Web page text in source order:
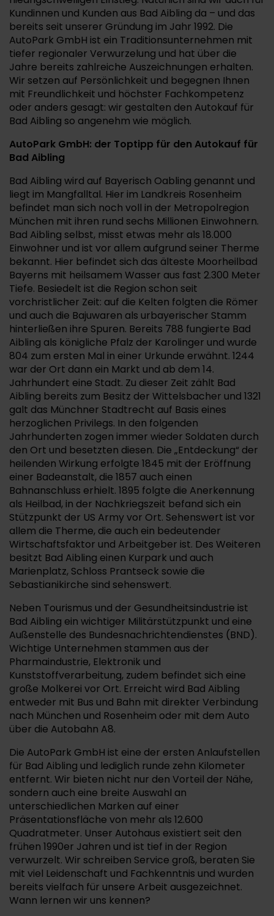
Kundinnen und Kunden aus Bad Aibling da – und das
bereits seit unserer Gründung im Jahr 1992. Die
AutoPark GmbH ist ein Traditionsunternehmen mit
tiefer regionaler Verwurzelung und hat über die
Jahre bereits zahlreiche Auszeichnungen erhalten.
Wir setzen auf Persönlichkeit und begegnen Ihnen
mit Freundlichkeit und höchster Fachkompetenz
oder anders gesagt: wir gestalten den Autokauf für
Bad Aibling so angenehm wie möglich.
AutoPark GmbH: der Toptipp für den Autokauf für
Bad Aibling
Bad Aibling wird auf Bayerisch Oabling genannt und
liegt im Mangfalltal. Hier im Landkreis Rosenheim
befindet man sich noch voll in der Metropolregion
München mit ihren rund sechs Millionen Einwohnern.
Bad Aibling selbst, misst etwas mehr als 18.000
Einwohner und ist vor allem aufgrund seiner Therme
bekannt. Hier befindet sich das älteste Moorheilbad
Bayerns mit heilsamem Wasser aus fast 2.300 Meter
Tiefe. Besiedelt ist die Region schon seit
vorchristlicher Zeit: auf die Kelten folgten die Römer
und auch die Bajuwaren als urbayerischer Stamm
hinterließen ihre Spuren. Bereits 788 fungierte Bad
Aibling als königliche Pfalz der Karolinger und wurde
804 zum ersten Mal in einer Urkunde erwähnt. 1244
war der Ort dann ein Markt und ab dem 14.
Jahrhundert eine Stadt. Zu dieser Zeit zählt Bad
Aibling bereits zum Besitz der Wittelsbacher und 1321
galt das Münchner Stadtrecht auf Basis eines
herzoglichen Privilegs. In den folgenden
Jahrhunderten zogen immer wieder Soldaten durch
den Ort und besetzten diesen. Die „Entdeckung“ der
heilenden Wirkung erfolgte 1845 mit der Eröffnung
einer Badeanstalt, die 1857 auch einen
Bahnanschluss erhielt. 1895 folgte die Anerkennung
als Heilbad, in der Nachkriegszeit befand sich ein
Stützpunkt der US Army vor Ort. Sehenswert ist vor
allem die Therme, die auch ein bedeutender
Wirtschaftsfaktor und Arbeitgeber ist. Des Weiteren
besitzt Bad Aibling einen Kurpark und auch
Marienplatz, Schloss Prantseck sowie die
Sebastianikirche sind sehenswert.
Neben Tourismus und der Gesundheitsindustrie ist
Bad Aibling ein wichtiger Militärstützpunkt und eine
Außenstelle des Bundesnachrichtendienstes (BND).
Wichtige Unternehmen stammen aus der
Pharmaindustrie, Elektronik und
Kunststoffverarbeitung, zudem befindet sich eine
große Molkerei vor Ort. Erreicht wird Bad Aibling
entweder mit Bus und Bahn mit direkter Verbindung
nach München und Rosenheim oder mit dem Auto
über die Autobahn A8.
Die AutoPark GmbH ist eine der ersten Anlaufstellen
für Bad Aibling und lediglich runde zehn Kilometer
entfernt. Wir bieten nicht nur den Vorteil der Nähe,
sondern auch eine breite Auswahl an
unterschiedlichen Marken auf einer
Präsentationsfläche von mehr als 12.600
Quadratmeter. Unser Autohaus existiert seit den
frühen 1990er Jahren und ist tief in der Region
verwurzelt. Wir schreiben Service groß, beraten Sie
mit viel Leidenschaft und Fachkenntnis und wurden
bereits vielfach für unsere Arbeit ausgezeichnet.
Wann lernen wir uns kennen?